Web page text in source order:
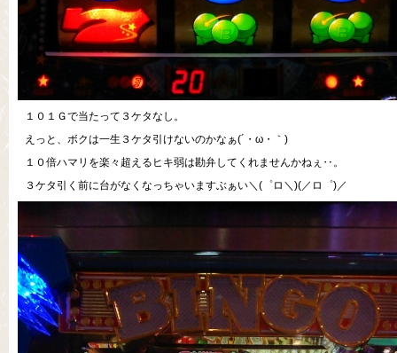
１０１Ｇで当たって３ケタなし。
えっと、ボクは一生３ケタ引けないのかなぁ(´・ω・｀)
１０倍ハマリを楽々超えるヒキ弱は勘弁してくれませんかねぇ‥。
３ケタ引く前に台がなくなっちゃいますぶぁい＼(゜ロ＼)(／ロ゜)／